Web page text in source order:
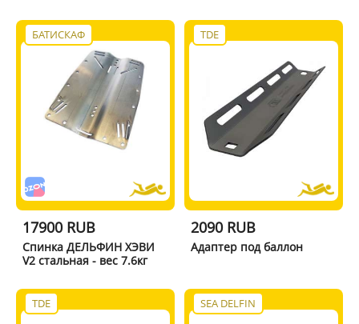
БАТИСКАФ
17900 RUB
Спинка ДЕЛЬФИН ХЭВИ
V2 стальная - вес 7.6кг
TDE
2090 RUB
Адаптер под баллон
TDE SEA DELFIN